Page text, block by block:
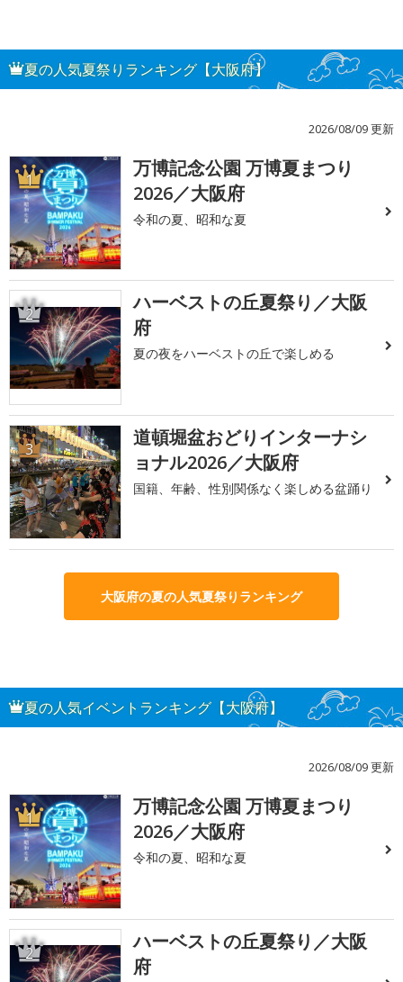
夏の人気夏祭りランキング【大阪府】
2026/08/09 更新
1
万博記念公園 万博夏まつり
2026／大阪府
令和の夏、昭和な夏
2
ハーベストの丘夏祭り／大阪
府
夏の夜をハーベストの丘で楽しめる
3
道頓堀盆おどりインターナシ
ョナル2026／大阪府
国籍、年齢、性別関係なく楽しめる盆踊り
大阪府の夏の人気夏祭りランキング
夏の人気イベントランキング【大阪府】
2026/08/09 更新
1
万博記念公園 万博夏まつり
2026／大阪府
令和の夏、昭和な夏
2
ハーベストの丘夏祭り／大阪
府